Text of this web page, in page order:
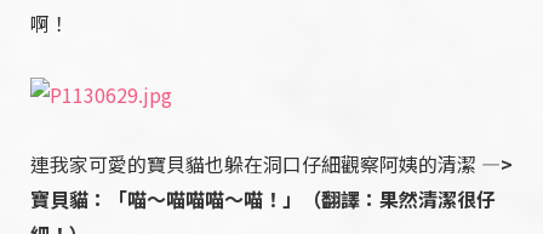
啊！
連我家可愛的寶貝貓也躲在洞口仔細觀察阿姨的清潔 —>
寶貝貓：「喵～喵喵喵～喵！」（翻譯：果然清潔很仔